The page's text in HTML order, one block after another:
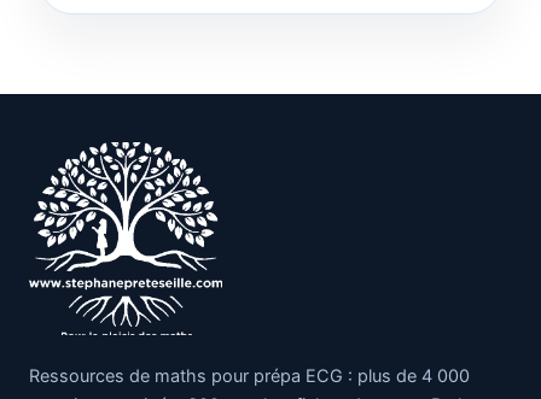
Ressources de maths pour prépa ECG : plus de 4 000